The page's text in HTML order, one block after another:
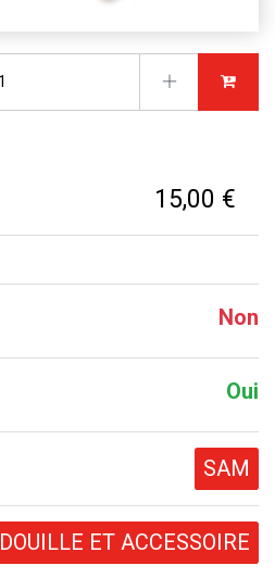
15,00 €
Non
Oui
SAM
DOUILLE ET ACCESSOIRE